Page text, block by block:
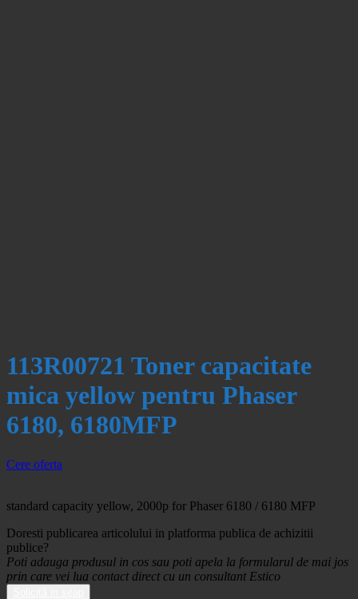
113R00721 Toner capacitate
mica yellow pentru Phaser
6180, 6180MFP
Cere oferta
standard capacity yellow, 2000p for Phaser 6180 / 6180 MFP
Doresti publicarea articolului in platforma publica de achizitii
publice?
Poti adauga produsul in cos sau poti apela la formularul de mai jos
prin care vei lua contact direct cu un consultant Estico